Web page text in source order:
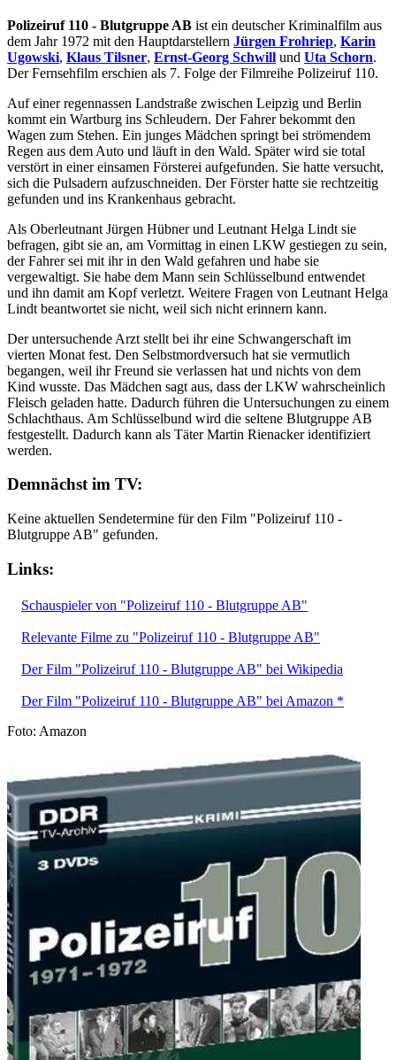
Polizeiruf 110 - Blutgruppe AB ist ein deutscher Kriminalfilm aus
dem Jahr 1972 mit den Hauptdarstellern Jürgen Frohriep, Karin
Ugowski, Klaus Tilsner, Ernst-Georg Schwill und Uta Schorn.
Der Fernsehfilm erschien als 7. Folge der Filmreihe Polizeiruf 110.
Auf einer regennassen Landstraße zwischen Leipzig und Berlin
kommt ein Wartburg ins Schleudern. Der Fahrer bekommt den
Wagen zum Stehen. Ein junges Mädchen springt bei strömendem
Regen aus dem Auto und läuft in den Wald. Später wird sie total
verstört in einer einsamen Försterei aufgefunden. Sie hatte versucht,
sich die Pulsadern aufzuschneiden. Der Förster hatte sie rechtzeitig
gefunden und ins Krankenhaus gebracht.
Als Oberleutnant Jürgen Hübner und Leutnant Helga Lindt sie
befragen, gibt sie an, am Vormittag in einen LKW gestiegen zu sein,
der Fahrer sei mit ihr in den Wald gefahren und habe sie
vergewaltigt. Sie habe dem Mann sein Schlüsselbund entwendet
und ihn damit am Kopf verletzt. Weitere Fragen von Leutnant Helga
Lindt beantwortet sie nicht, weil sich nicht erinnern kann.
Der untersuchende Arzt stellt bei ihr eine Schwangerschaft im
vierten Monat fest. Den Selbstmordversuch hat sie vermutlich
begangen, weil ihr Freund sie verlassen hat und nichts von dem
Kind wusste. Das Mädchen sagt aus, dass der LKW wahrscheinlich
Fleisch geladen hatte. Dadurch führen die Untersuchungen zu einem
Schlachthaus. Am Schlüsselbund wird die seltene Blutgruppe AB
festgestellt. Dadurch kann als Täter Martin Rienacker identifiziert
werden.
Demnächst im TV:
Keine aktuellen Sendetermine für den Film "Polizeiruf 110 -
Blutgruppe AB" gefunden.
Links:
Schauspieler von "Polizeiruf 110 - Blutgruppe AB"
Relevante Filme zu "Polizeiruf 110 - Blutgruppe AB"
Der Film "Polizeiruf 110 - Blutgruppe AB" bei Wikipedia
Der Film "Polizeiruf 110 - Blutgruppe AB" bei Amazon *
Foto: Amazon